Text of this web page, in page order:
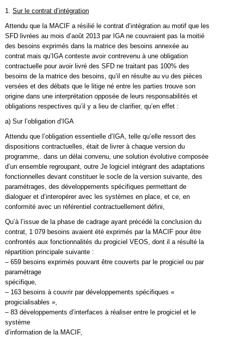
1. Sur le contrat d’intégration
Attendu que la MACIF a résilié le contrat d’intégration au motif que les
SFD livrées au mois d’août 2013 par IGA ne couvraient pas la moitié
des besoins exprimés dans la matrice des besoins annexée au
contrat mais qu’IGA conteste avoir contrevenu à une obligation
contractuelle pour avoir livré des SFD ne traitant pas 100% des
besoins de la matrice des besoins, qu’il en résulte au vu des pièces
versées et des débats que le litige né entre les parties trouve son
origine dans une interprétation opposée de leurs responsabilités et
obligations respectives qu’il y a lieu de clarifier, qu’en effet :
a) Sur l’obligation d’IGA
Attendu que l’obligation essentielle d’IGA, telle qu’elle ressort des
dispositions contractuelles, était de livrer à chaque version du
programme,. dans un délai convenu, une solution évolutive composée
d’un ensemble regroupant, outre Je logiciel intégrant des adaptations
fonctionnelles devant constituer le socle de la version suivante, des
paramétrages, des développements spécifiques permettant de
dialoguer et d’interopérer avec les systèmes en place, et ce, en
conformité avec un référentiel contractuellement défini,
Qu’à l’issue de la phase de cadrage ayant précédé la conclusion du
contrat, 1 079 besoins avaient été exprimés par la MACIF pour être
confrontés aux fonctionnalités du progiciel VEOS, dont il a résulté la
répartition principale suivante :
– 659 besoins exprimés pouvant être couverts par le progiciel ou par
paramétrage
spécifique,
– 163 besoins à couvrir par développements spécifiques «
progicialisables »,
– 83 développements d’interfaces à réaliser entre le progiciel et le
système
d’information de la MACIF,